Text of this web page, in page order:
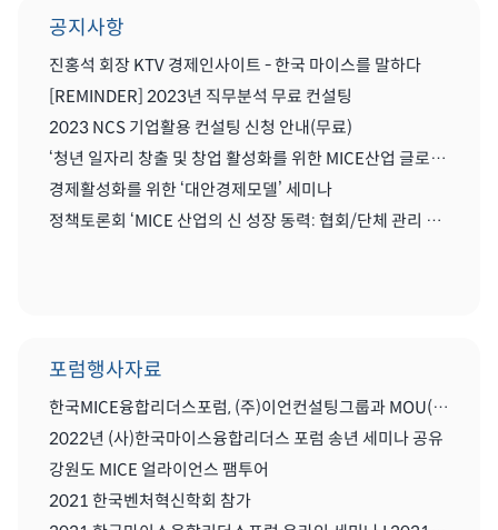
공지사항
진홍석 회장 KTV 경제인사이트 - 한국 마이스를 말하다
[REMINDER] 2023년 직무분석 무료 컨설팅
2023 NCS 기업활용 컨설팅 신청 안내(무료)
‘청년 일자리 창출 및 창업 활성화를 위한 MICE산업 글로벌화를 위한 세미나'
경제활성화를 위한 ‘대안경제모델’ 세미나
정책토론회 ‘MICE 산업의 신 성장 동력: 협회/단체 관리 및 복합리조트 산업’
포럼행사자료
한국MICE융합리더스포럼, (주)이언컨설팅그룹과 MOU(업무협약) 체결식
2022년 (사)한국마이스융합리더스 포럼 송년 세미나 공유
강원도 MICE 얼라이언스 팸투어
2021 한국벤처혁신학회 참가